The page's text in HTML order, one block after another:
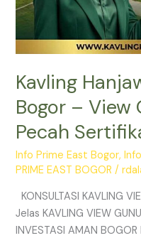
Kavling
Bogor – View
Pecah
Info Prime East Bogor,
PRIME EAST BOGOR /
KONSULTASI KAVLING
Jelas KAVLING VIEW
INVESTASI AMAN